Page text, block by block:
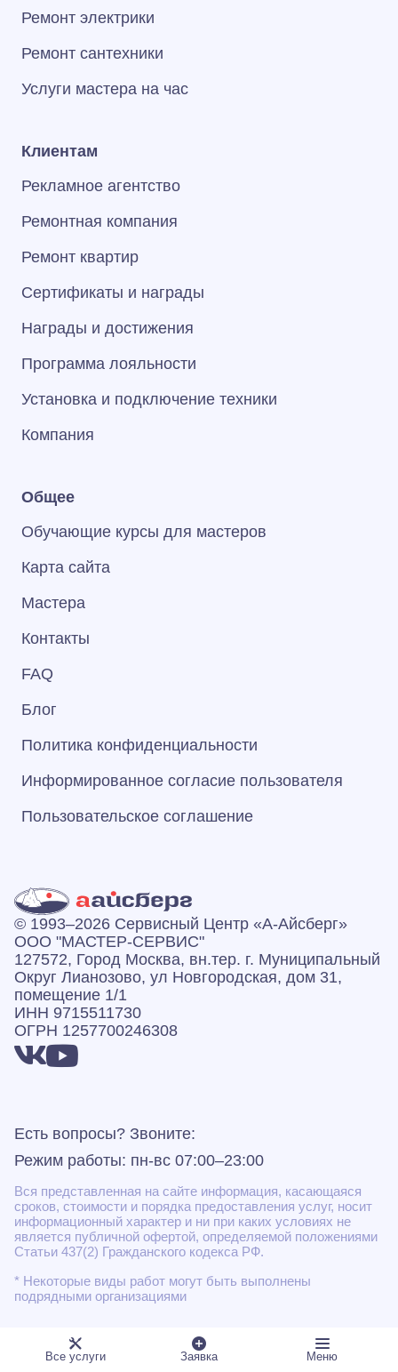
Ремонт электрики
Ремонт сантехники
Услуги мастера на час
Клиентам
Рекламное агентство
Ремонтная компания
Ремонт квартир
Сертификаты и награды
Награды и достижения
Программа лояльности
Установка и подключение техники
Компания
Общее
Обучающие курсы для мастеров
Карта сайта
Мастера
Контакты
FAQ
Блог
Политика конфиденциальности
Информированное согласие пользователя
Пользовательское соглашение
© 1993–2026 Сервисный Центр «А‑Айсберг»
ООО "МАСТЕР-СЕРВИС"
127572, Город Москва, вн.тер. г. Муниципальный
Округ Лианозово, ул Новгородская, дом 31,
помещение 1/1
ИНН 9715511730
ОГРН 1257700246308
Есть вопросы? Звоните:
Режим работы: пн-вс 07:00–23:00
Вся представленная на сайте информация, касающаяся
сроков, стоимости и порядка предоставления услуг, носит
информационный характер и ни при каких условиях не
является публичной офертой, определяемой положениями
Статьи 437(2) Гражданского кодекса РФ.
* Некоторые виды работ могут быть выполнены
подрядными организациями
Все услуги Заявка Меню